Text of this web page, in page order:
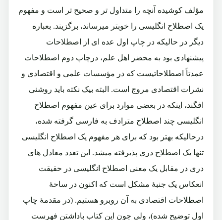
مؤلف کوشیده آنچه را متداول تر و صحیح تر است و مفهوم
یک اصطلاح انگلیسی را خوبتر میرساند، برگزیند. بعباره
دیگر در حالیکه در چاپ اول عده ای از اصطلاحات
پیشنهادی بود به محضر اهل علم، درچاپ دوم اصطلاحات
عمدتاً اصطلاحاتیست که در مؤسسات علمی و اقتصادی و
نشرات اقتصادی مروج است. البته بیک نکته باید روشنی
افگند، اینکه در بعضی موارد برای عین مفهوم اصطلاح
انگلیسی چند اصطلاح مترادف به فارسی گرفته شده،
درحالیکه بهتر بود که برای هر مفهوم یک اصطلاح انگلیسی
تنها یک اصطلاح دری پذیرفته میشد. این تعدد معادل های
دری در مقابل یک معنی اصطلاح انگلیسی در حقیقت
انعکاس یک جنبۀ مشکل است که اکنون در ساحۀ
اصطلاحات اقتصادی به آن روبرو هستیم. (در مقدمۀ چاپ
اول توضیح شده)، ولی چون این کتاب باداشتن فهرست